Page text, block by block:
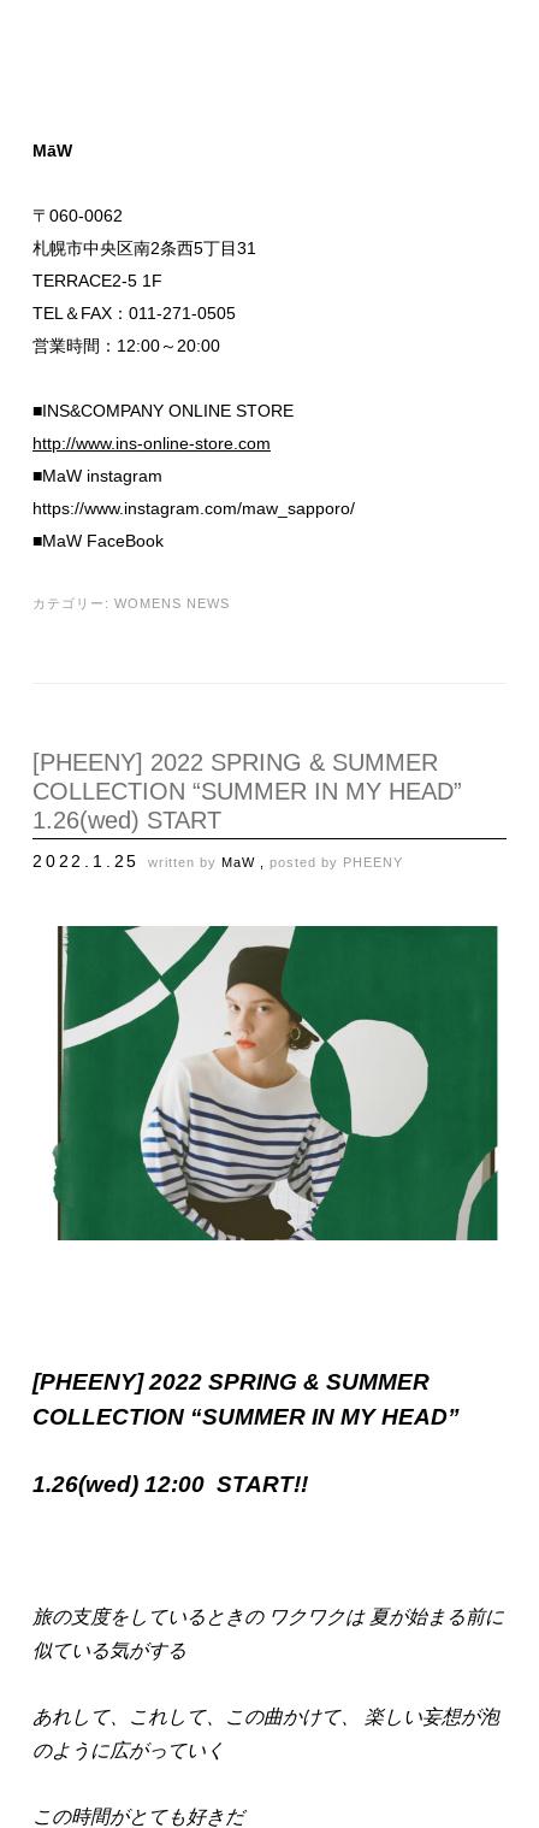
MāW
〒060-0062
札幌市中央区南2条西5丁目31
TERRACE2-5 1F
TEL＆FAX：011-271-0505
営業時間：12:00～20:00
■INS&COMPANY ONLINE STORE
http://www.ins-online-store.com
■MaW instagram
https://www.instagram.com/maw_sapporo/
■MaW FaceBook
カテゴリー: WOMENS NEWS
[PHEENY] 2022 SPRING & SUMMER
COLLECTION “SUMMER IN MY HEAD”
1.26(wed) START
2022.1.25 written by MaW , posted by PHEENY
[PHEENY] 2022 SPRING & SUMMER
COLLECTION “SUMMER IN MY HEAD”
1.26(wed) 12:00 START!!
旅の支度をしているときの ワクワクは 夏が始まる前に
似ている気がする
あれして、これして、この曲かけて、 楽しい妄想が泡
のように広がっていく
この時間がとても好きだ